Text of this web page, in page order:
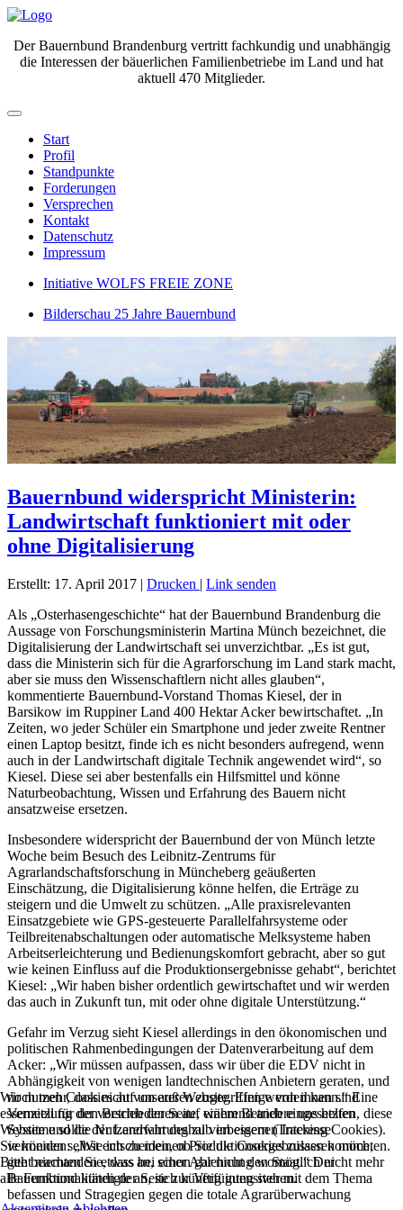
Der Bauernbund Brandenburg vertritt fachkundig und unabhängig
die Interessen der bäuerlichen Familienbetriebe im Land und hat
aktuell 470 Mitglieder.
Start
Profil
Standpunkte
Forderungen
Versprechen
Kontakt
Datenschutz
Impressum
Initiative WOLFS FREIE ZONE
Bilderschau 25 Jahre Bauernbund
Bauernbund widerspricht Ministerin:
Landwirtschaft funktioniert mit oder
ohne Digitalisierung
Erstellt: 17. April 2017 | Drucken | Link senden
Als „Osterhasengeschichte“ hat der Bauernbund Brandenburg die
Aussage von Forschungsministerin Martina Münch bezeichnet, die
Digitalisierung der Landwirtschaft sei unverzichtbar. „Es ist gut,
dass die Ministerin sich für die Agrarforschung im Land stark macht,
aber sie muss den Wissenschaftlern nicht alles glauben“,
kommentierte Bauernbund-Vorstand Thomas Kiesel, der in
Barsikow im Ruppiner Land 400 Hektar Acker bewirtschaftet. „In
Zeiten, wo jeder Schüler ein Smartphone und jeder zweite Rentner
einen Laptop besitzt, finde ich es nicht besonders aufregend, wenn
auch in der Landwirtschaft digitale Technik angewendet wird“, so
Kiesel. Diese sei aber bestenfalls ein Hilfsmittel und könne
Naturbeobachtung, Wissen und Erfahrung des Bauern nicht
ansatzweise ersetzen.
Insbesondere widerspricht der Bauernbund der von Münch letzte
Woche beim Besuch des Leibnitz-Zentrums für
Agrarlandschaftsforschung in Müncheberg geäußerten
Einschätzung, die Digitalisierung könne helfen, die Erträge zu
steigern und die Umwelt zu schützen. „Alle praxisrelevanten
Einsatzgebiete wie GPS-gesteuerte Parallelfahrsysteme oder
Teilbreitenabschaltungen oder automatische Melksysteme haben
Arbeitserleichterung und Bedienungskomfort gebracht, aber so gut
wie keinen Einfluss auf die Produktionsergebnisse gehabt“, berichtet
Kiesel: „Wir haben bisher ordentlich gewirtschaftet und wir werden
das auch in Zukunft tun, mit oder ohne digitale Unterstützung.“
Gefahr im Verzug sieht Kiesel allerdings in den ökonomischen und
politischen Rahmenbedingungen der Datenverarbeitung auf dem
Acker: „Wir müssen aufpassen, dass wir über die EDV nicht in
Abhängigkeit von wenigen landtechnischen Anbietern geraten, und
noch mehr, dass nicht von außen zugegriffen werden kann.“ Eine
Vernetzung der verschiedenen auf einem Betrieb eingesetzten
Systeme sollte der Landwirt deshalb im eigenen Interesse
vermeiden: „Wie ich zu meinen Produktionsergebnissen komme,
geht niemanden etwas an, schon gar nicht den Staat.“ Der
Bauernbund kündigte an, sich künftig intensiver mit dem Thema
befassen und Stragegien gegen die totale Agrarüberwachung
Wir nutzen Cookies auf unserer Website. Einige von ihnen sind
essenziell für den Betrieb der Seite, während andere uns helfen, diese
Website und die Nutzererfahrung zu verbessern (Tracking Cookies).
Sie können selbst entscheiden, ob Sie die Cookies zulassen möchten.
Bitte beachten Sie, dass bei einer Ablehnung womöglich nicht mehr
alle Funktionalitäten der Seite zur Verfügung stehen.